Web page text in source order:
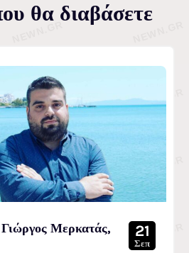
θα διαβάσετε
Μερκατάς,
21
Σεπ